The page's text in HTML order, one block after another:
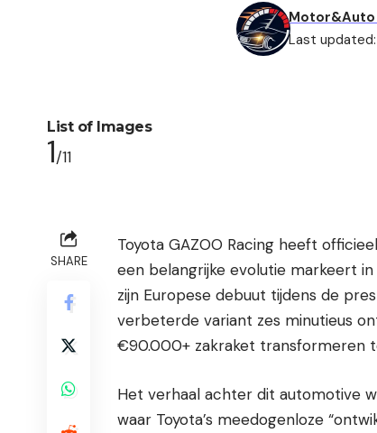
Last
Motor&Auto
List of Images
1/11
SHARE
Toyota GAZOO Racing heeft
een belangrijke evolutie markeert
zijn Europese debuut tijdens de
verbeterde variant zes minutieus
€90.000+ zakraket transformeren
Het verhaal achter dit automotive
waar Toyota’s meedogenloze